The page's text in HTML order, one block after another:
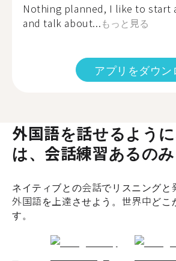
Nothing planned, I like to start
and talk about...もっと見る
アプリをダウン
外国語を話せるよう
は、会話練習あるのみ
ネイティブとの会話でリスニングと
外国語を上達させよう。世界中どこ
す。